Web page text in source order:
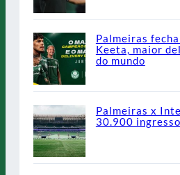
Palmeiras
Keeta, maior
do mundo
Palmeiras x
30.900